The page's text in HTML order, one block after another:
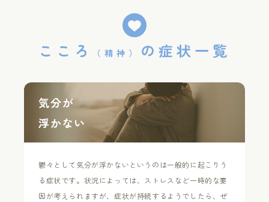
こころ （精神） の 症状一覧
鬱々として気分が浮かないというのは一般的に起こりう
る症状です。状況によっては、ストレスなど一時的な要
因が考えられますが、症状が持続するようでしたら、ぜ
気分が
浮かない